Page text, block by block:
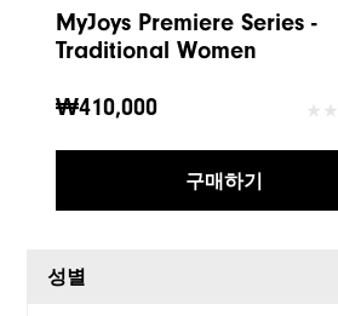
MyJoys Premiere Series -
Traditional Women
₩410,000
구매하기
성별